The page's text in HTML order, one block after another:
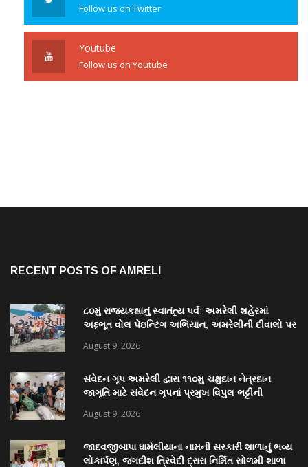
Follow us on Twitter
Youtube
Follow us on Youtube
RECENT POSTS OF AMRELI
૮૦મું રાજ્યકક્ષાનું સ્વાતંત્ર્ય પર્વ: અમરેલી શહેરમાં
અદ્દભૂત વોલ પેઇન્ટિંગ અભિયાન, અમરેલીની દીવાલો પર
August 9, 2026
સંવેદન ગૃપ અમરેલી દ્વારા ૧૧૦મુ ચક્ષુદાન નેત્રદાન
જાગૃતિ માટે સંવેદન ગૃપનાં પ્રમુખ વિપુલ ભટ્ટીની
August 9, 2026
જાદવજીબાપા ધામેલીયાના નામની સરકારી શાળાનું ભવ્ય
લોકાર્પણ, જગદીશ ત્રિવેદી દ્રારા નિર્મિત સોળમી શાળા